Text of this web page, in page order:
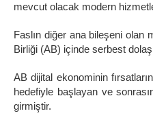
mevcut olacak modern
Faslın diğer ana bileşeni olan
Birliği (AB) içinde serbest
AB dijital ekonominin
hedefiyle başlayan ve
girmiştir.